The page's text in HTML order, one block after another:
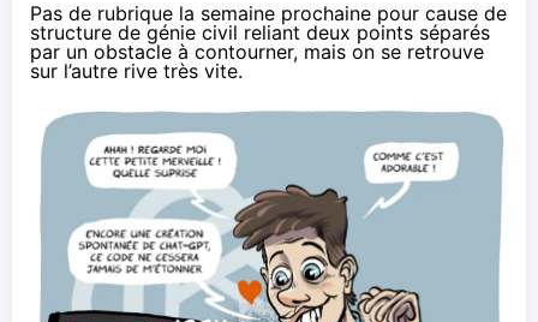
Pas de rubrique la semaine prochaine pour cause de
structure de génie civil reliant deux points séparés
par un obstacle à contourner, mais on se retrouve
sur l’autre rive très vite.